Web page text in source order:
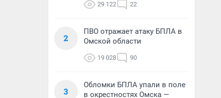
29 122 22
2
ПВО отражает атаку БПЛА в
Омской области
19 028 90
3
Обломки БПЛА упали в поле
в окрестностях Омска —